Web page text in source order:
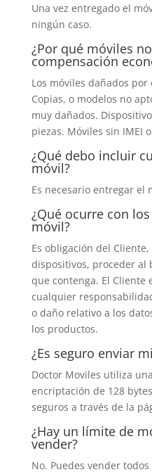
Una vez entregado el
ningún caso.
¿Por qué móviles
compensación
Los móviles dañados
Copias, o modelos no
muy dañados.
piezas. Móviles sin IMEI
¿Qué debo incluir
móvil?
Es necesario entregar el
¿Qué ocurre con
móvil?
Es obligación del
dispositivos, proceder al
que contenga. El Cliente
cualquier
o daño relativo a los
los productos.
¿Es seguro enviar
Doctor Moviles utiliza
encriptación de 128
seguros a través de la
¿Hay un límite de
vender?
No. Puedes vender